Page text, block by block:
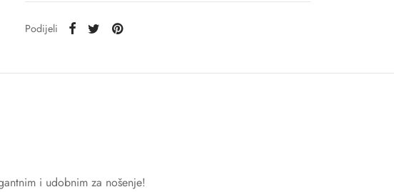
Podijeli
i udobnim za nošenje!